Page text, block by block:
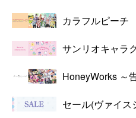
カラフルピーチ
サンリオキャラ
HoneyWorks ～
セール(ヴァイス